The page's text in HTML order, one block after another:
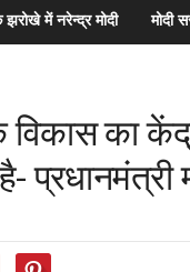
में नरेन्द्र मोदी मोदी
का